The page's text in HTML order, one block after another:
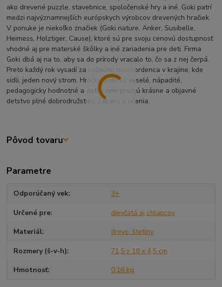
ako drevené puzzle, stavebnice, spoločenské hry a iné. Goki patrí
medzi najvýznamnejších európskych výrobcov drevených hračiek.
V ponuke je niekoľko značiek (Goki nature, Anker, Susibelle,
Heimess, Holztiger, Cause), ktoré sú pre svoju cenovú dostupnosť
vhodné aj pre materské škôlky a iné zariadenia pre deti. Firma
Goki dbá aj na to, aby sa do prírody vracalo to, čo sa z nej čerpá.
Preto každý rok vysadí za každého norovordenca v krajine, kde
sídli, jeden nový strom. Hračky Goki sú veselé, nápadité,
pedagogicky hodnotné a deti s nimi prežijú krásne a objavné
detstvo plné dobrodružstiev, zábavy a učenia.
Pôvod tovaru
Parametre
Odporúčaný vek 3+
Určené pre dievčatá aj chlapcov
Materiál drevo, štetiny
Rozmery (š-v-h) 71,5 x 18 x 4,5 cm
Hmotnosť 0,16 kg